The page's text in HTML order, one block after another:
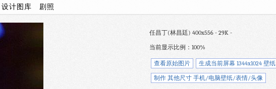
设计图库 剧照
任昌丁(林昌廷) 400x556 - 29K -
当前显示比例：100%
查看原始图片 生成当前屏幕 1344x1024 壁纸
制作 其他尺寸 手机/电脑壁纸/表情/头像